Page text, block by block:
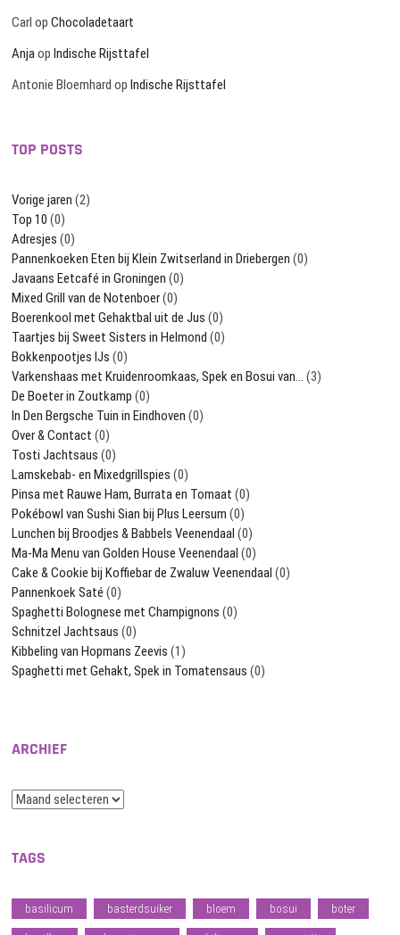
Carl opChocoladetaart
AnjaopIndische Rijsttafel
Antonie Bloemhard opIndische Rijsttafel
TOP POSTS
Vorige jaren (2)
Top 10 (0)
Adresjes (0)
Pannenkoeken Eten bij Klein Zwitserland in Driebergen (0)
Javaans Eetcafé in Groningen (0)
Mixed Grill van de Notenboer(0)
Boerenkool met Gehaktbal uit de Jus (0)
Taartjes bij Sweet Sisters in Helmond (0)
Bokkenpootjes IJs (0)
Varkenshaas met Kruidenroomkaas, Spek en Bosui van… (3)
De Boeter in Zoutkamp (0)
In Den Bergsche Tuin in Eindhoven (0)
Over & Contact (0)
Tosti Jachtsaus (0)
Lamskebab- en Mixedgrillspies (0)
Pinsa met Rauwe Ham, Burrata en Tomaat (0)
Pokébowl van Sushi Sian bij Plus Leersum (0)
Lunchen bij Broodjes & Babbels Veenendaal (0)
Ma-Ma Menu van Golden House Veenendaal (0)
Cake & Cookie bij Koffiebar de Zwaluw Veenendaal (0)
Pannenkoek Saté (0)
Spaghetti Bolognese met Champignons (0)
Schnitzel Jachtsaus (0)
Kibbeling van Hopmans Zeevis (1)
Spaghetti met Gehakt, Spek in Tomatensaus (0)
ARCHIEF
Archief
TAGS
basilicum basterdsuiker bloem bosui boter